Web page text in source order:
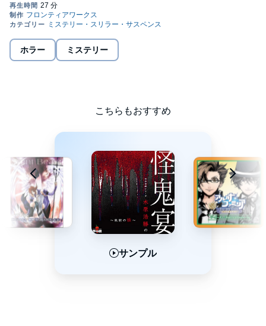
ホラー ミステリー
こちらもおすすめ
サンプル